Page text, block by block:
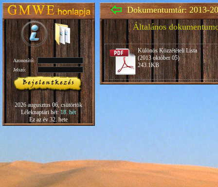
Azonosító:
Jelszó:
2026 augusztus 06, csütörtök
Léleknaptári hét:18. hét
Ez az év 32. hete
Dokumentumtár: 2013-
Általános
Különös Közzétételi Lista
(2013 október 05)
243.1KB